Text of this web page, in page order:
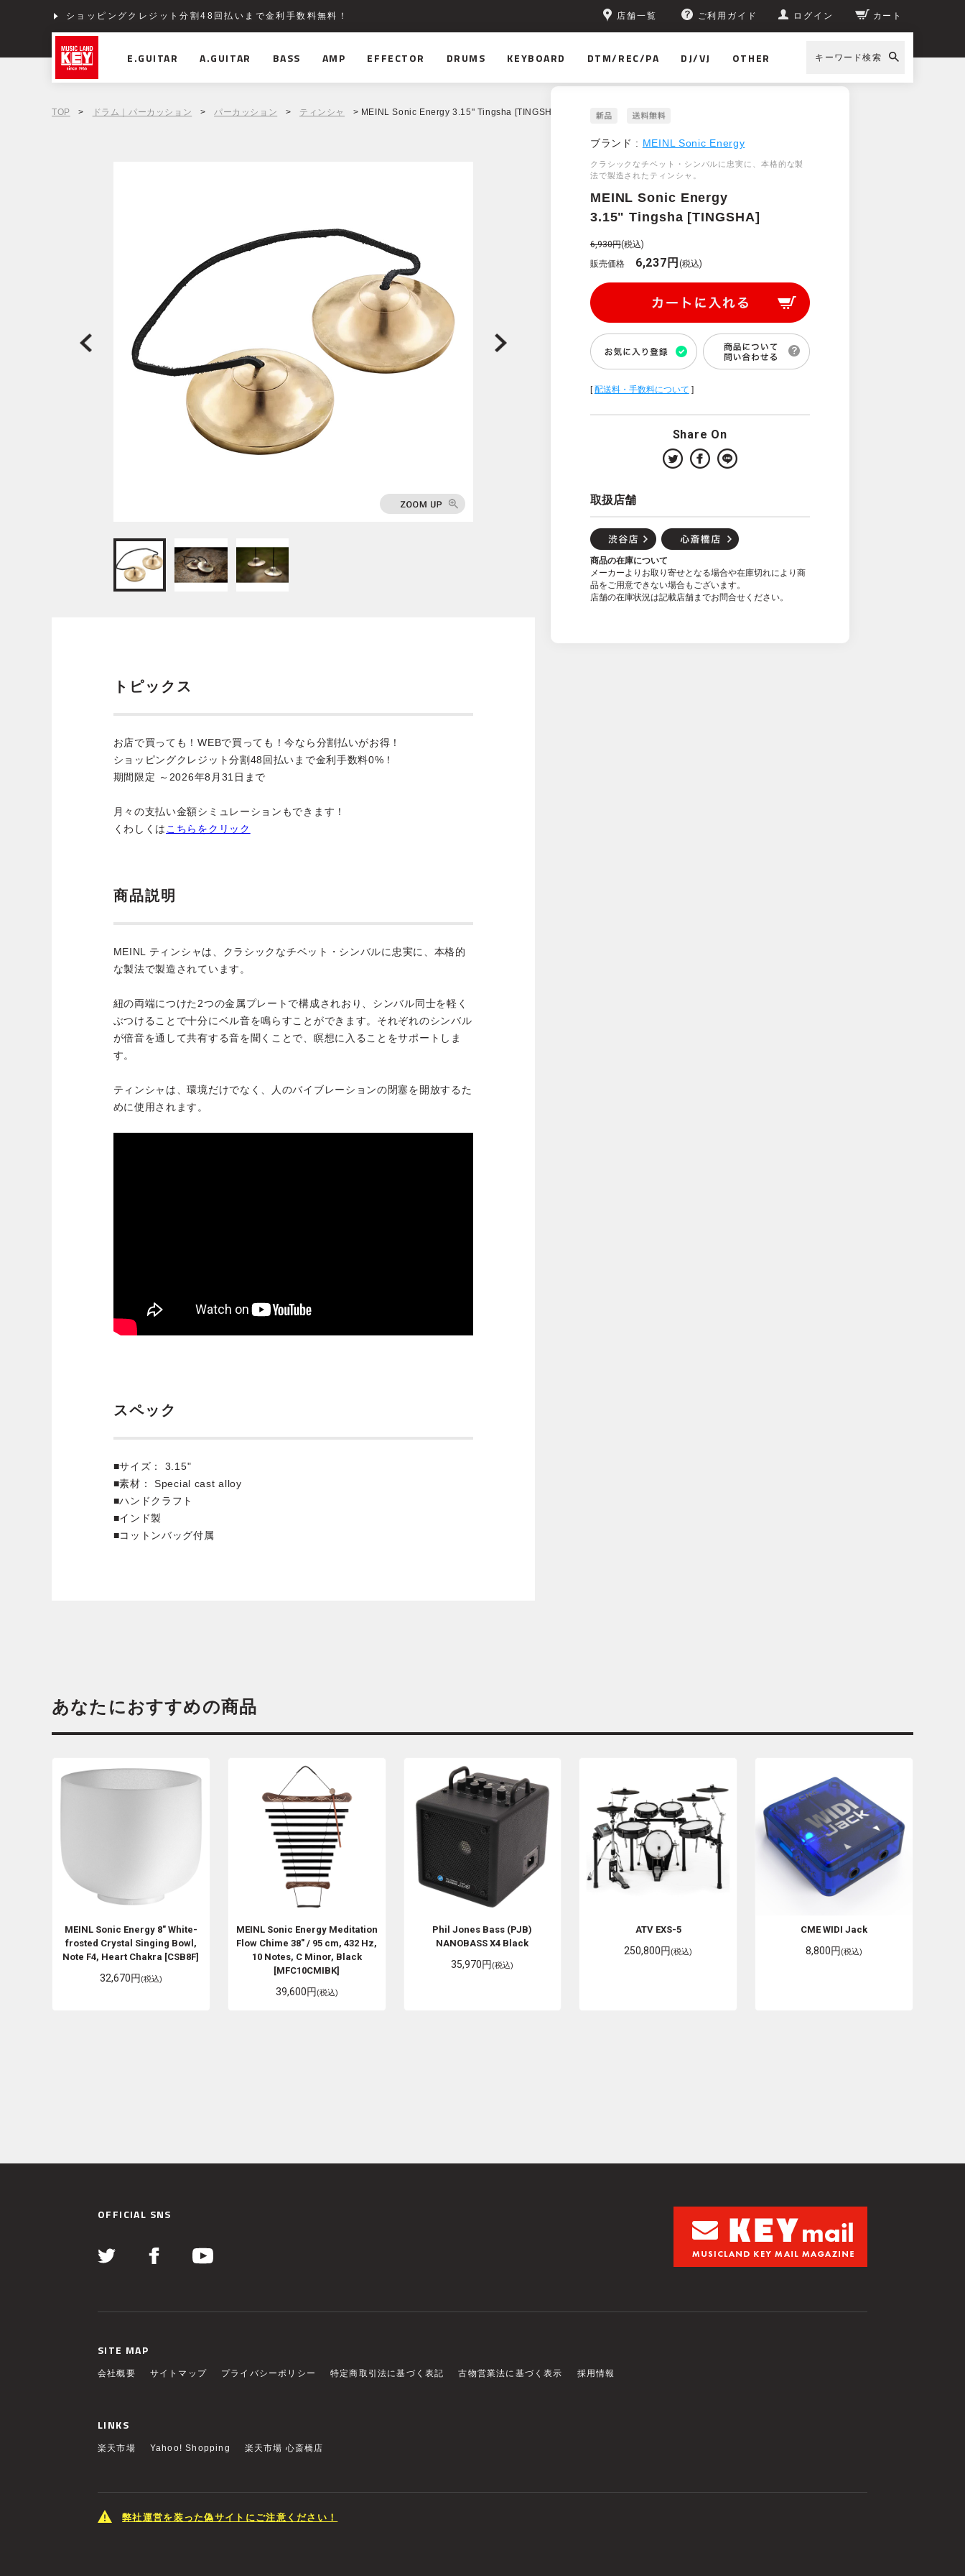
ショッピングクレジット分割48回払いまで金利手数料無料！ 店舗一覧 ご利用ガイド ログイン カート
E.GUITAR A.GUITAR BASS AMP EFFECTOR DRUMS KEYBOARD DTM/REC/PA DJ/VJ OTHER キーワード検索
TOP > ドラム｜パーカッション > パーカッション > ティンシャ > MEINL Sonic Energy 3.15" Tingsha [TINGSHA]
ブランド : MEINL Sonic Energy
クラシックなチベット・シンバルに忠実に、本格的な製
法で製造されたティンシャ。
MEINL Sonic Energy
3.15" Tingsha [TINGSHA]
6,930円(税込)
販売価格
6,237円 (税込)
[配送料・手数料について ]
Share On
取扱店舗
商品の在庫について
メーカーよりお取り寄せとなる場合や在庫切れにより商
品をご用意できない場合もございます。
店舗の在庫状況は記載店舗までお問合せください。
トピックス
お店で買っても！WEBで買っても！今なら分割払いがお得！
ショッピングクレジット分割48回払いまで金利手数料0%！
期間限定 ～2026年8月31日まで
月々の支払い金額シミュレーションもできます！
くわしくは こちらをクリック
商品説明
MEINL ティンシャは、クラシックなチベット・シンバルに忠実に、本格的
な製法で製造されています。
紐の両端につけた2つの金属プレートで構成されおり、シンバル同士を軽く
ぶつけることで十分にベル音を鳴らすことができます。それぞれのシンバル
が倍音を通して共有する音を聞くことで、瞑想に入ることをサポートしま
す。
ティンシャは、環境だけでなく、人のバイブレーションの閉塞を開放するた
めに使用されます。
スペック
■サイズ： 3.15"
■素材： Special cast alloy
■ハンドクラフト
■インド製
■コットンバッグ付属
あなたにおすすめの商品
MEINL Sonic Energy 8" White-
frosted Crystal Singing Bowl,
Note F4, Heart Chakra [CSB8F]
32,670円(税込)
MEINL Sonic Energy Meditation
Flow Chime 38" / 95 cm, 432 Hz,
10 Notes, C Minor, Black
[MFC10CMIBK]
39,600円(税込)
Phil Jones Bass (PJB)
NANOBASS X4 Black
35,970円(税込)
ATV EXS-5
250,800円(税込)
CMEWIDI Jack
8,800円(税込)
OFFICIAL SNS
SITE MAP
会社概要 サイトマップ プライバシーポリシー 特定商取引法に基づく表記 古物営業法に基づく表示 採用情報
LINKS
楽天市場 Yahoo! Shopping 楽天市場 心斎橋店
弊社運営を装った偽サイトにご注意ください！